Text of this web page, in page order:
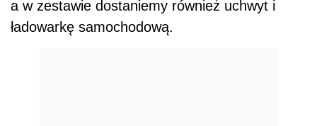
a w zestawie dostaniemy również uchwyt i
ładowarkę samochodową.